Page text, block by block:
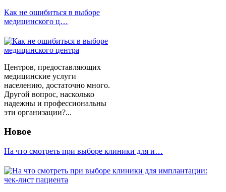
Как не ошибиться в выборе
медицинского ц…
Центров, предоставляющих
медицинские услуги
населению, достаточно много.
Другой вопрос, насколько
надежны и профессиональны
эти организации?...
Новое
На что смотреть при выборе клиники для и…